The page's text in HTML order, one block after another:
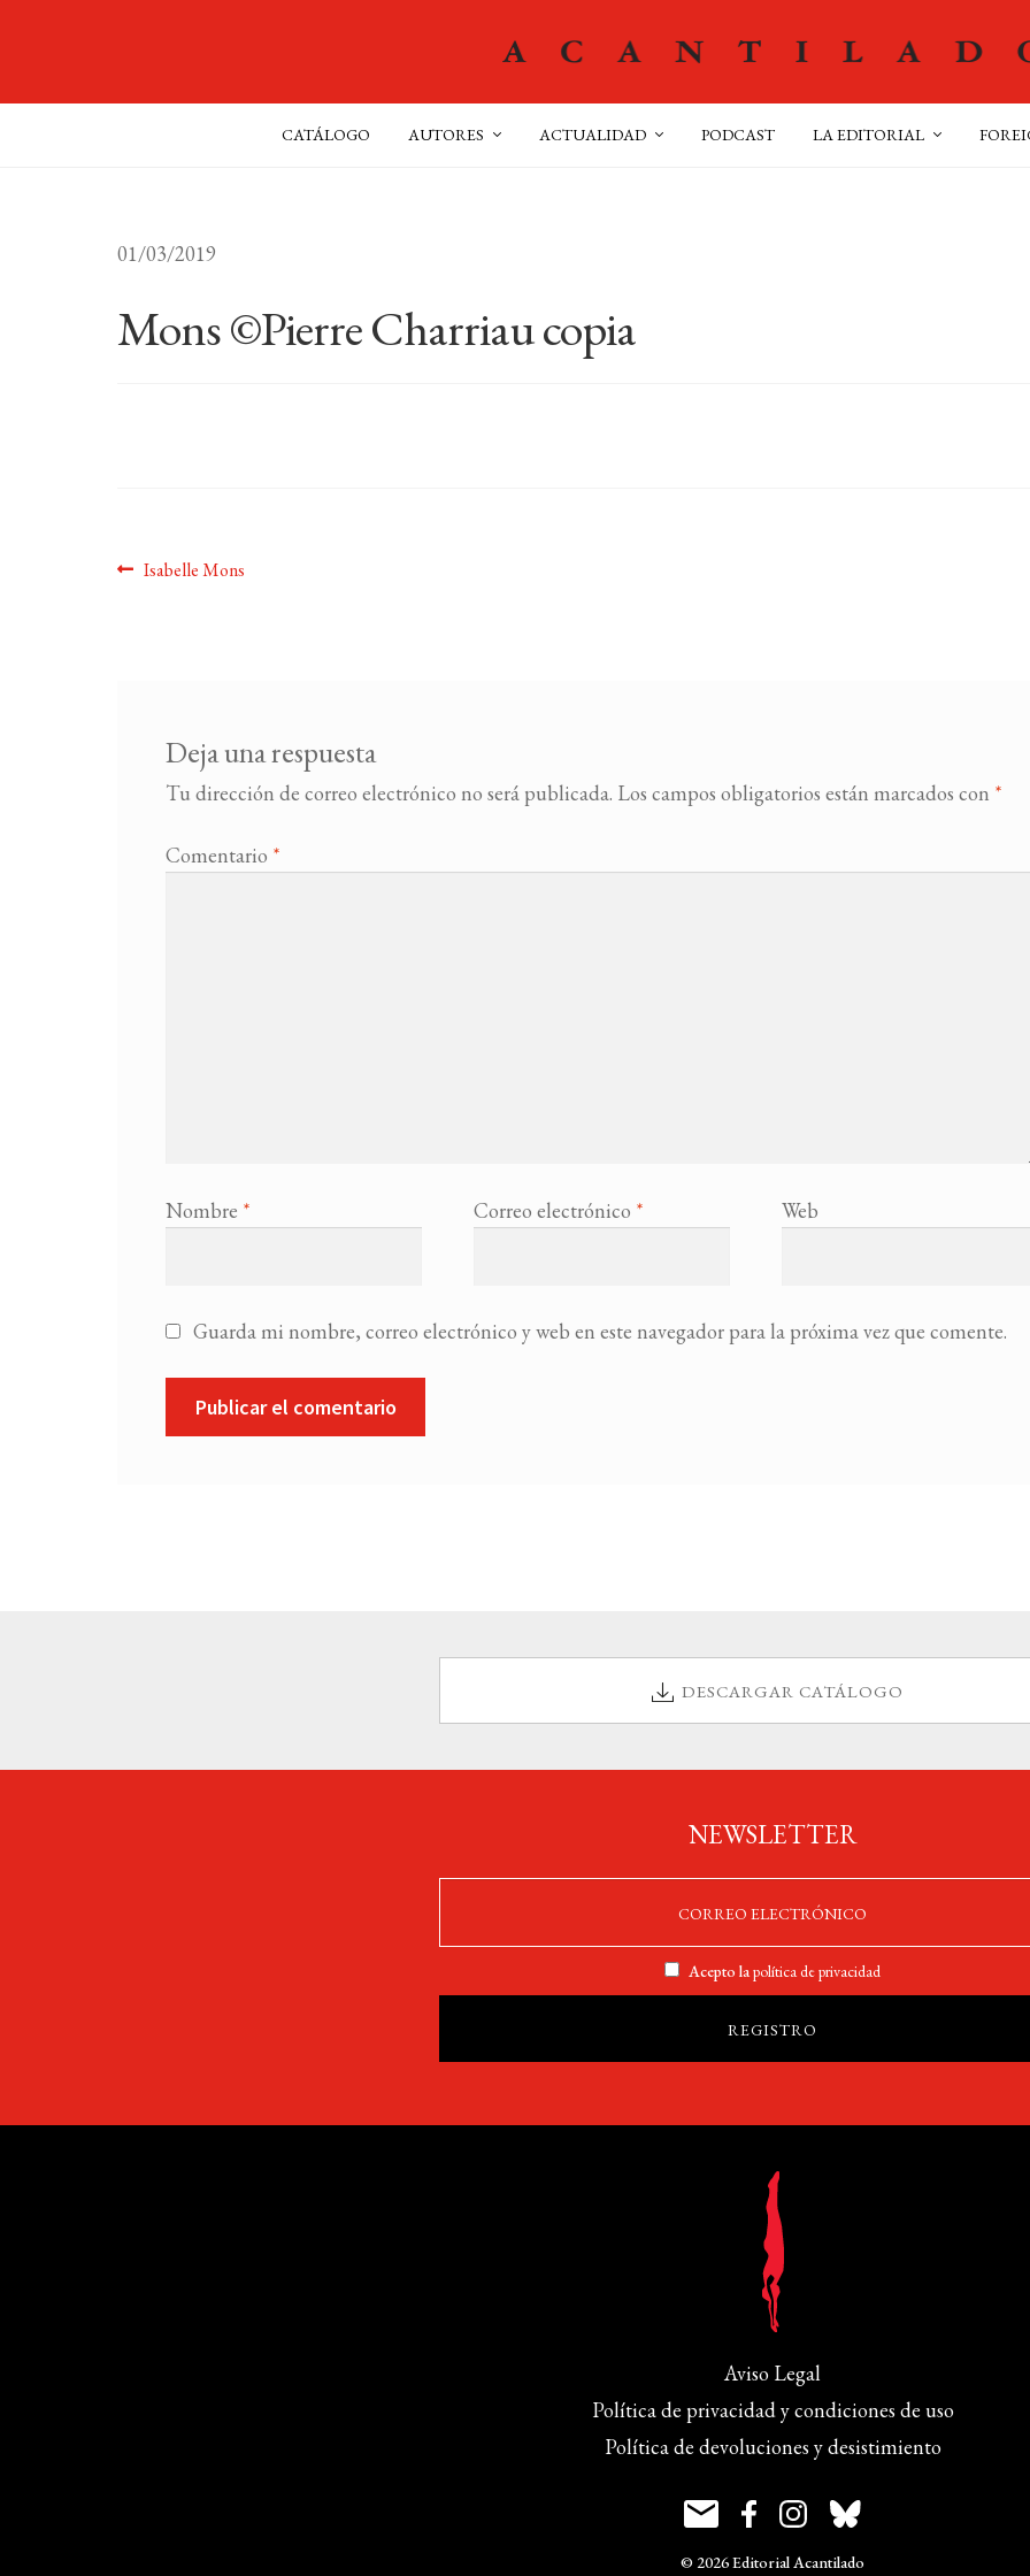
CATÁLOGO AUTORES ACTUALIDAD PODCAST LA EDITORIAL
01/03/2019
Mons ©Pierre Charriau copia
Navegación
Anterior:
Isabelle Mons
Deja una respuesta
Tu dirección de correo electrónico no será publicada. Los campos obligatorios están marcados con *
Comentario *
Nombre * Correo electrónico * Web
Guarda mi nombre, correo electrónico y web en este navegador para la próxima vez que comente.
DESCARGAR CATÁLOGO
NEWSLETTER
Acepto lapolítica de privacidad
Aviso Legal
Política de privacidad y condiciones de uso
Política de devoluciones y desistimiento
© 2026 Editorial Acantilado